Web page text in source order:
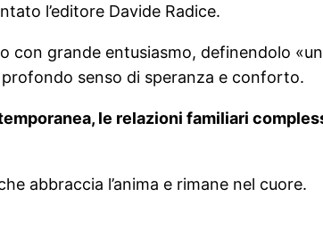
l’editore Davide Radice.
con grande entusiasmo, definendolo
senso di speranza e conforto.
le relazioni familiari
abbraccia l’anima e rimane nel cuore.